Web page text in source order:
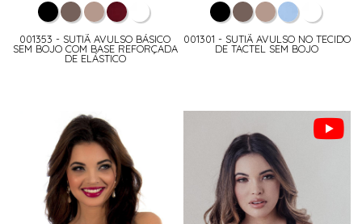
001353 - SUTIÃ AVULSO BÁSICO
SEM BOJO COM BASE REFORÇADA
DE ELÁSTICO
001301 - SUTIÃ AVULSO NO TECIDO
DE TACTEL SEM BOJO